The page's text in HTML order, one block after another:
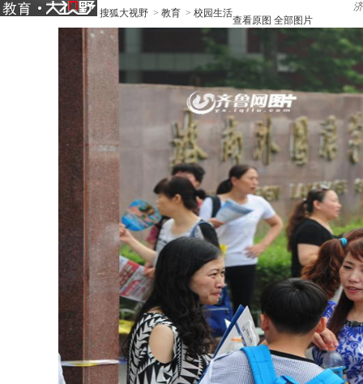
搜狐大视野 > 教育 > 校园生活
查看原图 全部图片